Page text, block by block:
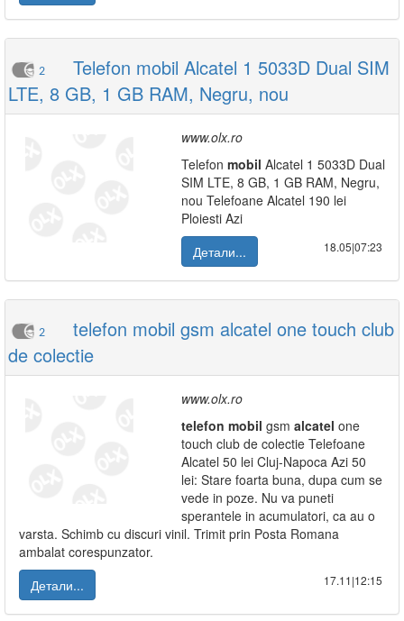
2
Telefon mobil Alcatel 1 5033D Dual SIM
LTE, 8 GB, 1 GB RAM, Negru, nou
www.olx.ro
Telefon mobil Alcatel 1 5033D Dual
SIM LTE, 8 GB, 1 GB RAM, Negru,
nou Telefoane Alcatel 190 lei
Ploiesti Azi
Детали...
18.05|07:23
2
telefon mobil gsm alcatel one touch club
de colectie
www.olx.ro
telefon mobil gsm alcatel one
touch club de colectie Telefoane
Alcatel 50 lei Cluj-Napoca Azi 50
lei: Stare foarta buna, dupa cum se
vede in poze. Nu va puneti
sperantele in acumulatori, ca au o
varsta. Schimb cu discuri vinil. Trimit prin Posta Romana
ambalat corespunzator.
Детали...
17.11|12:15